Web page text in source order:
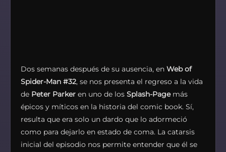
Dos semanas después de su ausencia, en Web of
Spider-Man #32, se nos presenta el regreso a la vida
de Peter Parker en uno de los Splash-Page más
épicos y míticos en la historia del comic book. Sí,
resulta que era solo un dardo que lo adormeció
como para dejarlo en estado de coma. La catarsis
inicial del episodio nos permite entender que él se